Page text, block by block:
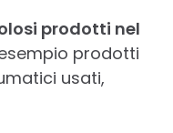
prodotti nel
prodotti
usati,